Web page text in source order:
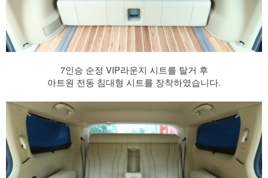
7인승 순정 VIP라운지 시트를 탈거 후
아트원 전동 침대형 시트를 장착하였습니다.